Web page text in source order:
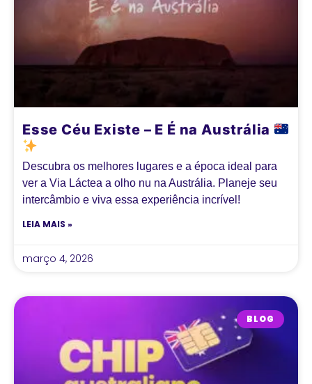
Esse Céu Existe – E É na Austrália
Descubra os melhores lugares e a época ideal para
ver a Via Láctea a olho nu na Austrália. Planeje seu
intercâmbio e viva essa experiência incrível!
LEIA MAIS »
março 4, 2026
BLOG